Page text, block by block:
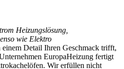
Heizungslösung,
wie Elektro
einem Detail Ihren Geschmack trifft,
EuropaHeizung fertigt
Wir erfüllen nicht